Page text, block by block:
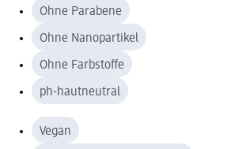
Ohne Parabene
Ohne Nanopartikel
Ohne Farbstoffe
ph-hautneutral
Vegan